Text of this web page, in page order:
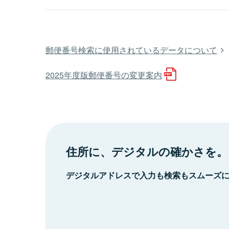
郵便番号検索に使用されているデータについて
2025年度版郵便番号の変更案内
住所に、デジタルの確かさを。
デジタルアドレスで入力も検索もスムーズ